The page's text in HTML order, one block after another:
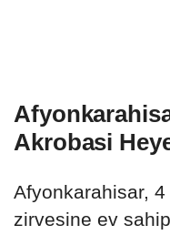
Akrobasi
Afyonkarahisar, 4
zirvesine ev